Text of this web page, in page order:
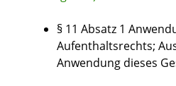
§ 11 Absatz 1
Aufenthaltsrechts;
Anwendung dieses